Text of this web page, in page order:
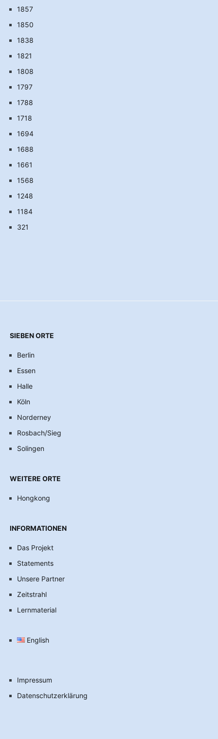
1857
1850
1838
1821
1808
1797
1788
1718
1694
1688
1661
1568
1248
1184
321
SIEBEN ORTE
Berlin
Essen
Halle
Köln
Norderney
Rosbach/Sieg
Solingen
WEITERE ORTE
Hongkong
INFORMATIONEN
Das Projekt
Statements
Unsere Partner
Zeitstrahl
Lernmaterial
English
Impressum
Datenschutzerklärung